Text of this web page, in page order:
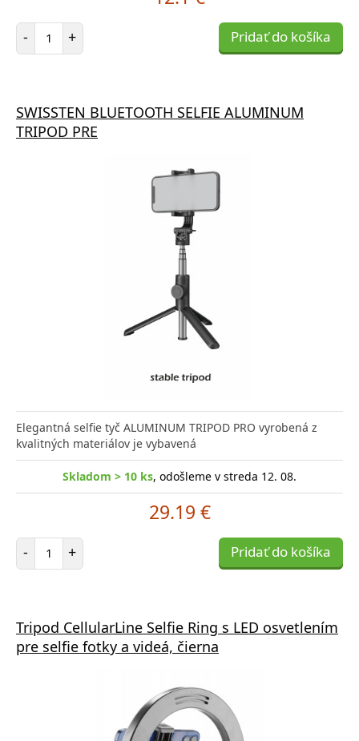
- Počet položiek
+ Pridať do košíka
SWISSTEN BLUETOOTH SELFIE ALUMINUM
TRIPOD PRE
Elegantná selfie tyč ALUMINUM TRIPOD PRO vyrobená z
kvalitných materiálov je vybavená
Skladom > 10 ks, odošleme v streda 12. 08.
29.19 €
- Počet položiek
+ Pridať do košíka
Tripod CellularLine Selfie Ring s LED osvetlením
pre selfie fotky a videá, čierna